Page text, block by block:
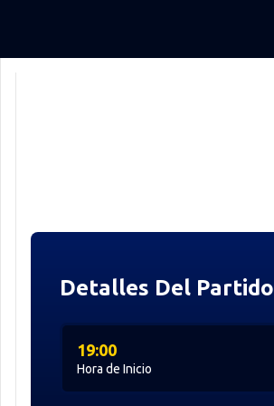
Detalles Del Partido
Hora de Inicio
19:00